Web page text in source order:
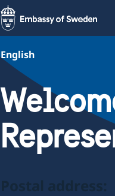
English
Postal address: